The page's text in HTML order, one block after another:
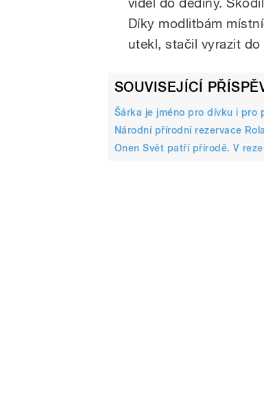
viděl do dědiny.
Díky modlitbám
utekl, stačil vyrazit
SOUVISEJÍCÍ
Šárka je jméno pro dívku i pro
Národní přírodní rezervace
Onen Svět patří přírodě. V